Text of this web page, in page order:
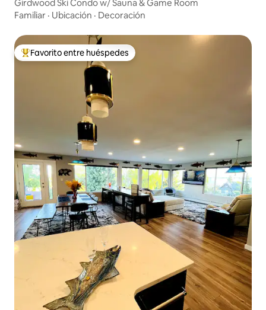
Girdwood Ski Condo w/ Sauna & Game Room
Familiar · Ubicación · Decoración
De los mejores en Favorito entre huéspedes
Favorito entre huéspedes